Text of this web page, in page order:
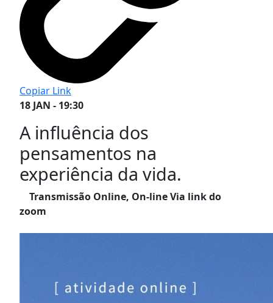
Copiar Link
18 JAN - 19:30
A influência dos
pensamentos na
experiência da vida.
Transmissão Online, On-line Via link do
zoom